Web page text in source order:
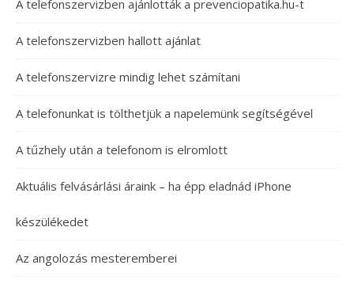
A telefonszervizben ajánlották a prevenciopatika.hu-t
A telefonszervizben hallott ajánlat
A telefonszervizre mindig lehet számítani
A telefonunkat is tölthetjük a napelemünk segítségével
A tűzhely után a telefonom is elromlott
Aktuális felvásárlási áraink – ha épp eladnád iPhone
készülékedet
Az angolozás mesteremberei